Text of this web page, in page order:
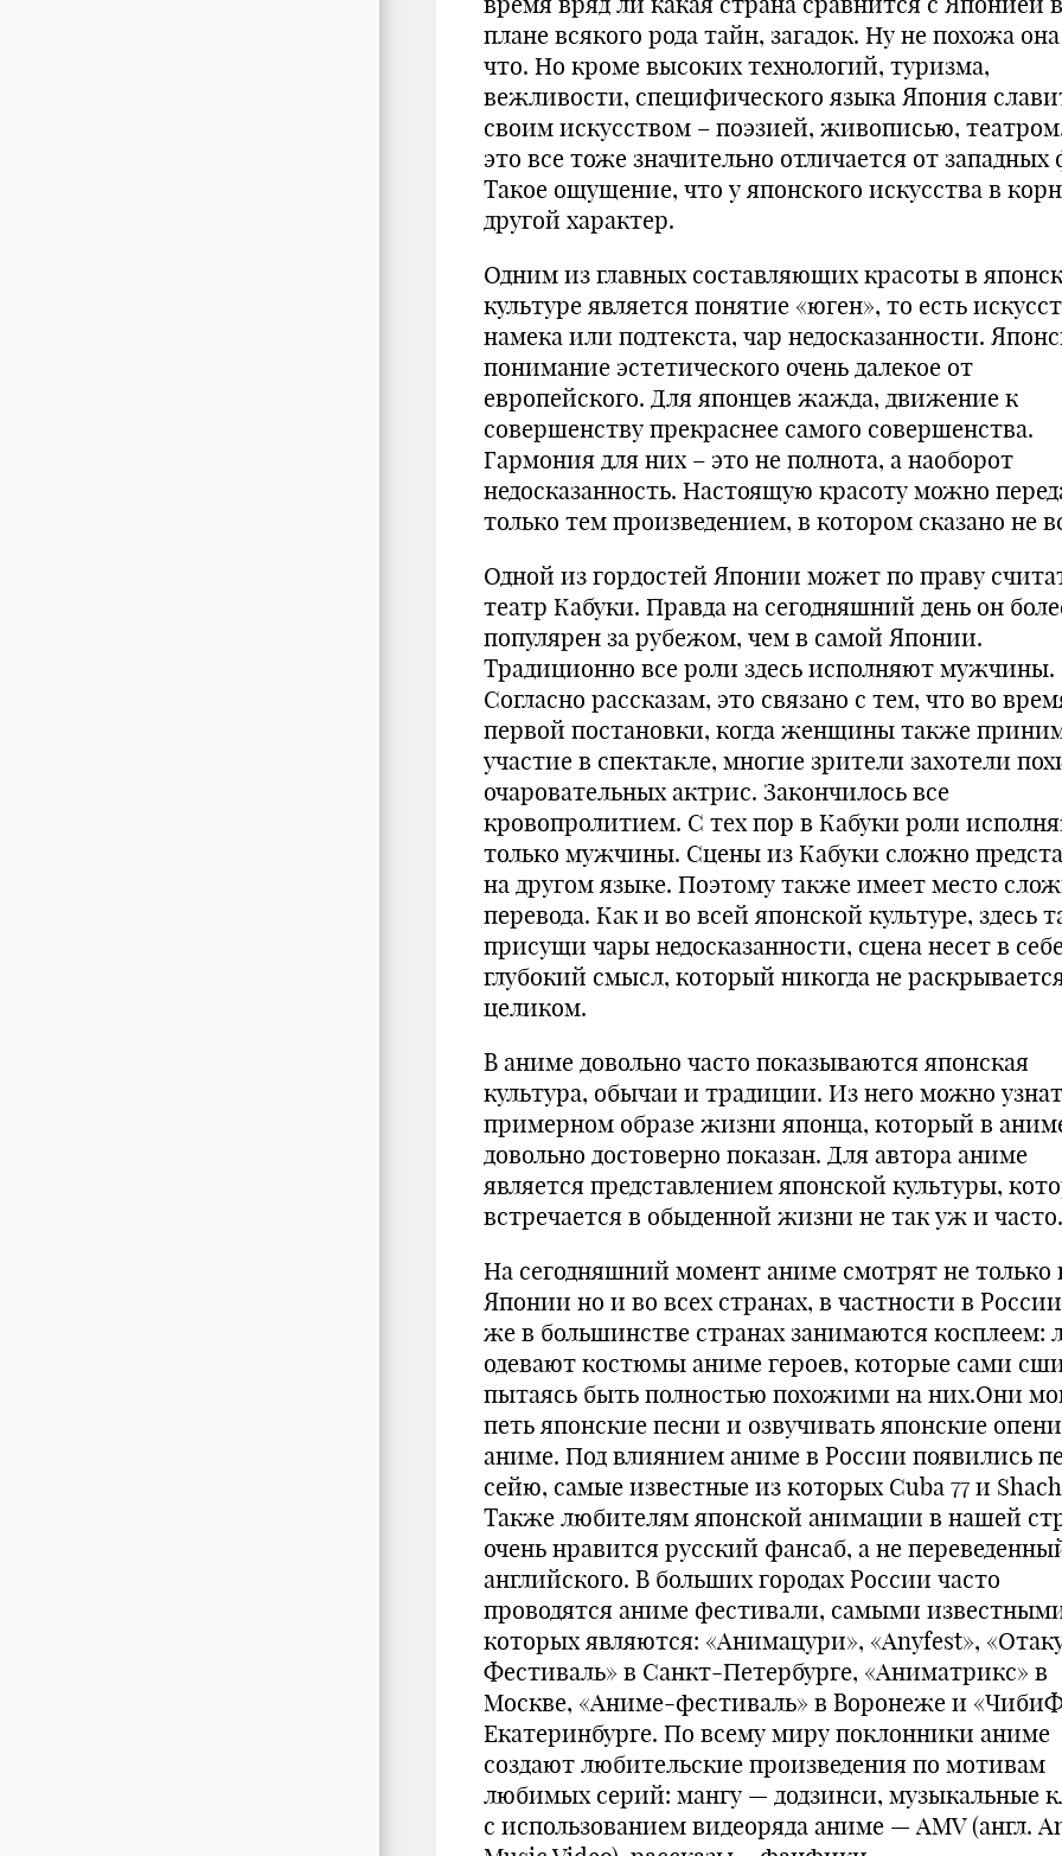
плане всякого рода тайн, загадок. Ну не похожа
что. Но кроме высоких технологий, туризма,
вежливости, специфического языка Япония
своим искусством – поэзией, живописью,
это все тоже значительно отличается от
Такое ощущение, что у японского искусства в
другой характер.
Одним из главных составляющих красоты в
культуре является понятие «юген», то есть
намека или подтекста, чар недосказанности.
понимание эстетического очень далекое от
европейского. Для японцев жажда, движение к
совершенству прекраснее самого совершенства.
Гармония для них – это не полнота, а наоборот
недосказанность. Настоящую красоту можно
только тем произведением, в котором сказано не
Одной из гордостей Японии может по праву
театр Кабуки. Правда на сегодняшний день он
популярен за рубежом, чем в самой Японии.
Традиционно все роли здесь исполняют мужчины.
Согласно рассказам, это связано с тем, что во
первой постановки, когда женщины также
участие в спектакле, многие зрители захотели
очаровательных актрис. Закончилось все
кровопролитием. С тех пор в Кабуки роли
только мужчины. Сцены из Кабуки сложно
на другом языке. Поэтому также имеет место
перевода. Как и во всей японской культуре, здесь
присущи чары недосказанности, сцена несет в
глубокий смысл, который никогда не
целиком.
В аниме довольно часто показываются японская
культура, обычаи и традиции. Из него можно
примерном образе жизни японца, который в
довольно достоверно показан. Для автора аниме
является представлением японской культуры,
встречается в обыденной жизни не так уж и часто.
На сегодняшний момент аниме смотрят не только
Японии но и во всех странах, в частности в
же в большинстве странах занимаются косплеем:
одевают костюмы аниме героев, которые сами
пытаясь быть полностью похожими на них.Они
петь японские песни и озвучивать японские
аниме. Под влиянием аниме в России появились
сейю, самые известные из которых Cuba 77 и
Также любителям японской анимации в нашей
очень нравится русский фансаб, а не
английского. В больших городах России часто
проводятся аниме фестивали, самыми
которых являются: «Анимацури», «Anyfest»,
Фестиваль» в Санкт-Петербурге, «Аниматрикс» в
Москве, «Аниме-фестиваль» в Воронеже и
Екатеринбурге. По всему миру поклонники аниме
создают любительские произведения по мотивам
любимых серий: мангу — додзинси, музыкальные
с использованием видеоряда аниме — AMV (англ.